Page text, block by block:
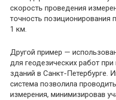
скорость проведения
точность позиционирования
1 км.
Другой пример —
для геодезических работ
зданий в Санкт-Петербурге.
система позволила
измерения, минимизировав